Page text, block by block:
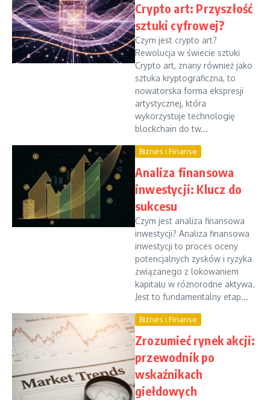
Crypto art: Przyszłość
sztuki cyfrowej?
Czym jest crypto art?
Rewolucja w świecie sztuki
Crypto art, znany również jako
sztuka kryptograficzna, to
nowatorska forma ekspresji
artystycznej, która
wykorzystuje technologię
blockchain do tw...
Biznes i Finanse
Analiza finansowa
inwestycji: Klucz do
sukcesu
Czym jest analiza finansowa
inwestycji? Analiza finansowa
inwestycji to proces oceny
potencjalnych zysków i ryzyka
związanego z lokowaniem
kapitału w różnorodne aktywa.
Jest to fundamentalny etap...
Biznes i Finanse
Zrozumieć rynek akcji:
przewodnik po
wskaźnikach
giełdowych